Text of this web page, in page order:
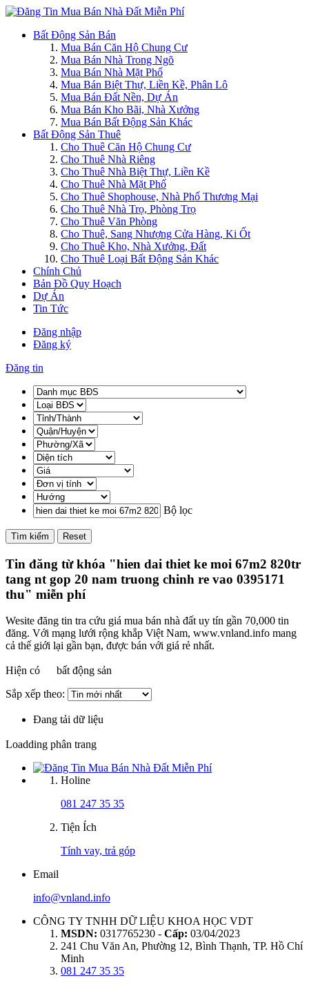
Bất Động Sản Bán
Mua Bán Căn Hộ Chung Cư
Mua Bán Nhà Trong Ngõ
Mua Bán Nhà Mặt Phố
Mua Bán Biệt Thự, Liền Kề, Phân Lô
Mua Bán Đất Nền, Dự Án
Mua Bán Kho Bãi, Nhà Xưởng
Mua Bán Bất Động Sản Khác
Bất Động Sản Thuê
Cho Thuê Căn Hộ Chung Cư
Cho Thuê Nhà Riêng
Cho Thuê Nhà Biệt Thự, Liền Kề
Cho Thuê Nhà Mặt Phố
Cho Thuê Shophouse, Nhà Phố Thương Mại
Cho Thuê Nhà Trọ, Phòng Trọ
Cho Thuê Văn Phòng
Cho Thuê, Sang Nhượng Cửa Hàng, Ki Ốt
Cho Thuê Kho, Nhà Xưởng, Đất
Cho Thuê Loại Bất Động Sản Khác
Chính Chủ
Bản Đồ Quy Hoạch
Dự Án
Tin Tức
Đăng nhập
Đăng ký
Đăng tin
Bộ lọc
Tìm kiếm Reset
Tin đăng từ khóa "hien dai thiet ke moi 67m2 820tr
tang nt gop 20 nam truong chinh re vao 0395171
thu" miễn phí
Wesite đăng tin tra cứu giá mua bán nhà đất uy tín gần 70,000 tin
đăng. Với mạng lưới rộng khắp Việt Nam, www.vnland.info mang
cả thế giới lại gần bạn, được bán với giá rẻ nhất.
Hiện có
bất động sản
Sắp xếp theo:
Đang tải dữ liệu
Loadding phân trang
Holine
081 247 35 35
Tiện Ích
Tính vay, trả góp
Email
info@vnland.info
CÔNG TY TNHH DỮ LIỆU KHOA HỌC VDT
MSDN: 0317765230 - Cấp: 03/04/2023
241 Chu Văn An, Phường 12, Bình Thạnh, TP. Hồ Chí
Minh
081 247 35 35